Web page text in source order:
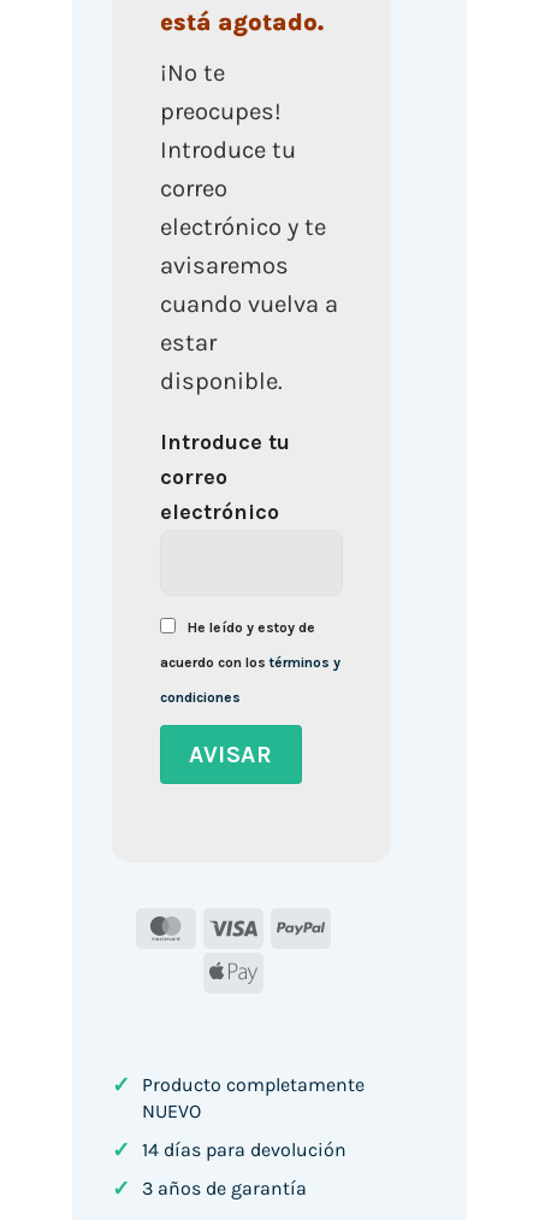
está agotado.
¡No te
preocupes!
Introduce tu
correo
electrónico y te
avisaremos
cuando vuelva a
estar
disponible.
Introduce tu
correo
electrónico
He leído y estoy de
acuerdo con lostérminos y
condiciones
MasterCard
Visa
PayPal
Apple
✓
Producto completamente
NUEVO
✓ 14 días para devolución
✓ 3 años de garantía